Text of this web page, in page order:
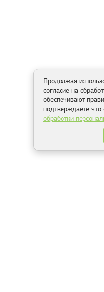
Продолжая
согласие на
обеспечивают
подтверждаете что
обработки